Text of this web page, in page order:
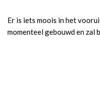
Er is iets moois in het
momenteel gebouwd en zal